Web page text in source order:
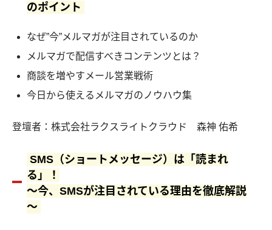
のポイント
なぜ”今”メルマガが注目されているのか
メルマガで配信すべきコンテンツとは？
商談を増やすメール営業戦術
今日から使えるメルマガのノウハウ集
登壇者：株式会社ラクスライトクラウド 森神 佑希
SMS（ショートメッセージ）は「読まれ
る」！
～今、SMSが注目されている理由を徹底解説
～